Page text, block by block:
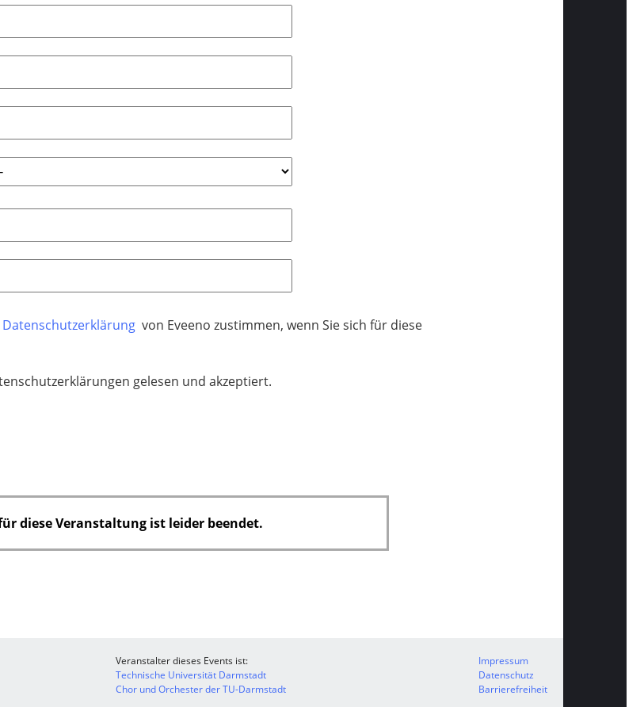
Datenschutzerklärung von Eveeno zustimmen, wenn Sie sich für diese
gelesen und akzeptiert.
diese Veranstaltung ist leider beendet.
Veranstalter dieses Events ist:
Technische Universität Darmstadt
Chor und Orchester der TU-Darmstadt
Impressum
Datenschutz
Barrierefreiheit